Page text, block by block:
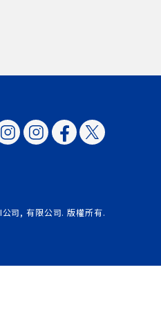
司, 有限公司. 版權所有.